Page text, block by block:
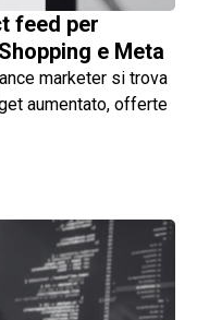
feed per
e Meta
marketer si trova
aumentato, offerte